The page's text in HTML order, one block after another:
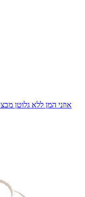
אוזני המן ללא גלוטן